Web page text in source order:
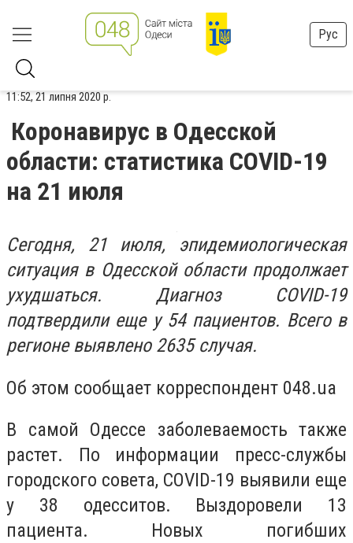
Рус
11:52, 21 липня 2020 р.
Коронавирус в Одесской
области: статистика COVID-19
на 21 июля
Сегодня, 21 июля, эпидемиологическая
ситуация в Одесской области продолжает
ухудшаться. Диагноз COVID-19
подтвердили еще у 54 пациентов. Всего в
регионе выявлено 2635 случая.
Об этом сообщает корреспондент 048.ua
В самой Одессе заболеваемость также
растет. По информации пресс-службы
городского совета, COVID-19 выявили еще
у 38 одесситов. Выздоровели 13
пациента. Новых погибших